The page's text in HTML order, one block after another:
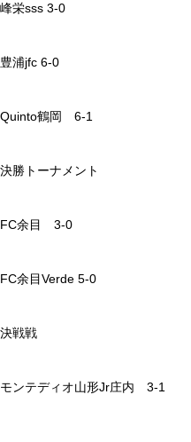
峰栄sss 3-0
豊浦jfc 6-0
Quinto鶴岡 6-1
決勝トーナメント
FC余目 3-0
FC余目Verde 5-0
決戦戦
モンテディオ山形Jr庄内 3-1